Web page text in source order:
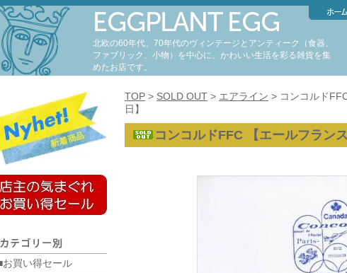
北欧の60年代、70年代のヴィンテージとアンティーク（食器、
ファブリック、小物）を中心に、かわいい生活を彩る雑貨を集
めたお店です。
TOP > SOLD OUT > エアライン > コンコルド
日】
コンコルドFFC 【エールフラ
お買い得セール